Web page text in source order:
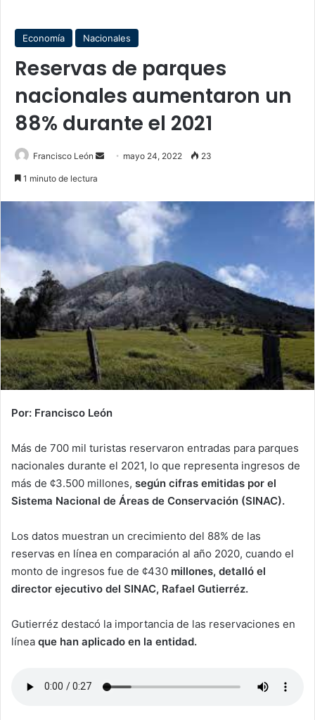
Economía Nacionales
Reservas de parques
nacionales aumentaron un
88% durante el 2021
Francisco León
Send mayo 24, 2022 23
1 minuto de lectura
Por: Francisco León
Más de 700 mil turistas reservaron entradas para parques
nacionales durante el 2021, lo que representa ingresos de
más de ¢3.500 millones, según cifras emitidas por el
Sistema Nacional de Áreas de Conservación (SINAC).
Los datos muestran un crecimiento del 88% de las
reservas en línea en comparación al año 2020, cuando el
monto de ingresos fue de ¢430 millones, detalló el
director ejecutivo del SINAC, Rafael Gutierréz.
Gutierréz destacó la importancia de las reservaciones en
línea que han aplicado en la entidad.